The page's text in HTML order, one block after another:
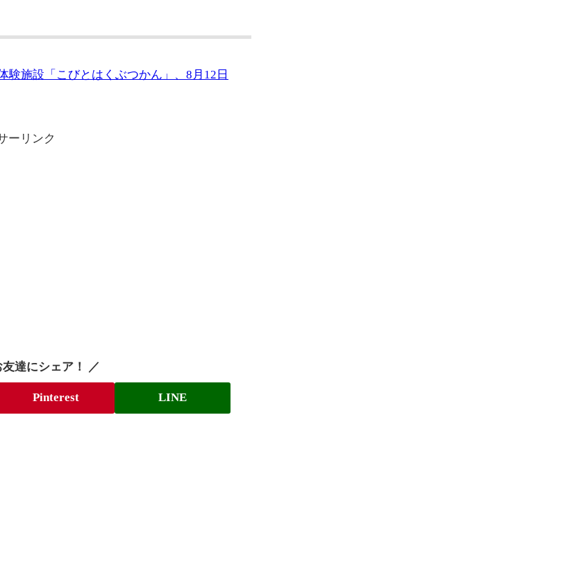
験施設「こびとはくぶつかん」、8月12日
ーリンク
達にシェア！ ／
Pinterest LINE